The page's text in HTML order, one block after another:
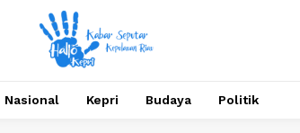
Nasional Kepri Budaya Politik